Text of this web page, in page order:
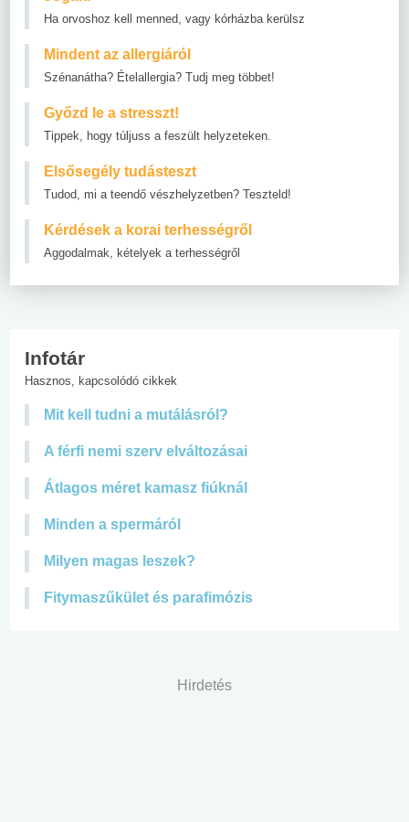
Ha orvoshoz kell menned, vagy kórházba kerülsz
Mindent az allergiáról
Szénanátha? Ételallergia? Tudj meg többet!
Győzd le a stresszt!
Tippek, hogy túljuss a feszült helyzeteken.
Elsősegély tudásteszt
Tudod, mi a teendő vészhelyzetben? Teszteld!
Kérdések a korai terhességről
Aggodalmak, kételyek a terhességről
Infotár
Hasznos, kapcsolódó cikkek
Mit kell tudni a mutálásról?
A férfi nemi szerv elváltozásai
Átlagos méret kamasz fiúknál
Minden a spermáról
Milyen magas leszek?
Fitymaszűkület és parafimózis
Hirdetés